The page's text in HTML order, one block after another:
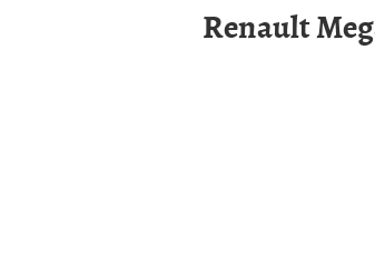
de
Renault